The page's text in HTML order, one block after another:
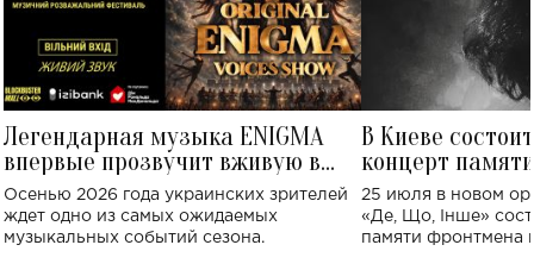
Легендарная музыка ENIGMA
впервые прозвучит вживую в
Украине: где состоится концерт
Осенью 2026 года украинских зрителей
ждет одно из самых ожидаемых
музыкальных событий сезона.
В Киеве
концерт
Клименко:
исполнят песни
25 июля в новом
«Де, Що, Інше»
памяти фронтмена